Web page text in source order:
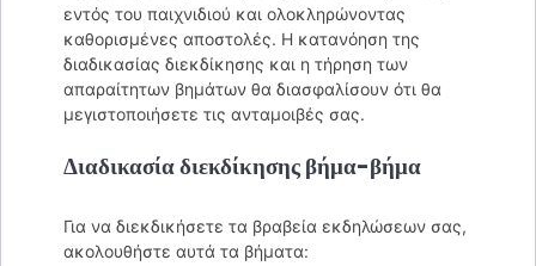
εντός του παιχνιδιού και ολοκληρώνοντας
καθορισμένες αποστολές. Η κατανόηση της
διαδικασίας διεκδίκησης και η τήρηση των
απαραίτητων βημάτων θα διασφαλίσουν ότι θα
μεγιστοποιήσετε τις ανταμοιβές σας.
Διαδικασία διεκδίκησης βήμα-βήμα
Για να διεκδικήσετε τα βραβεία εκδηλώσεων σας,
ακολουθήστε αυτά τα βήματα: